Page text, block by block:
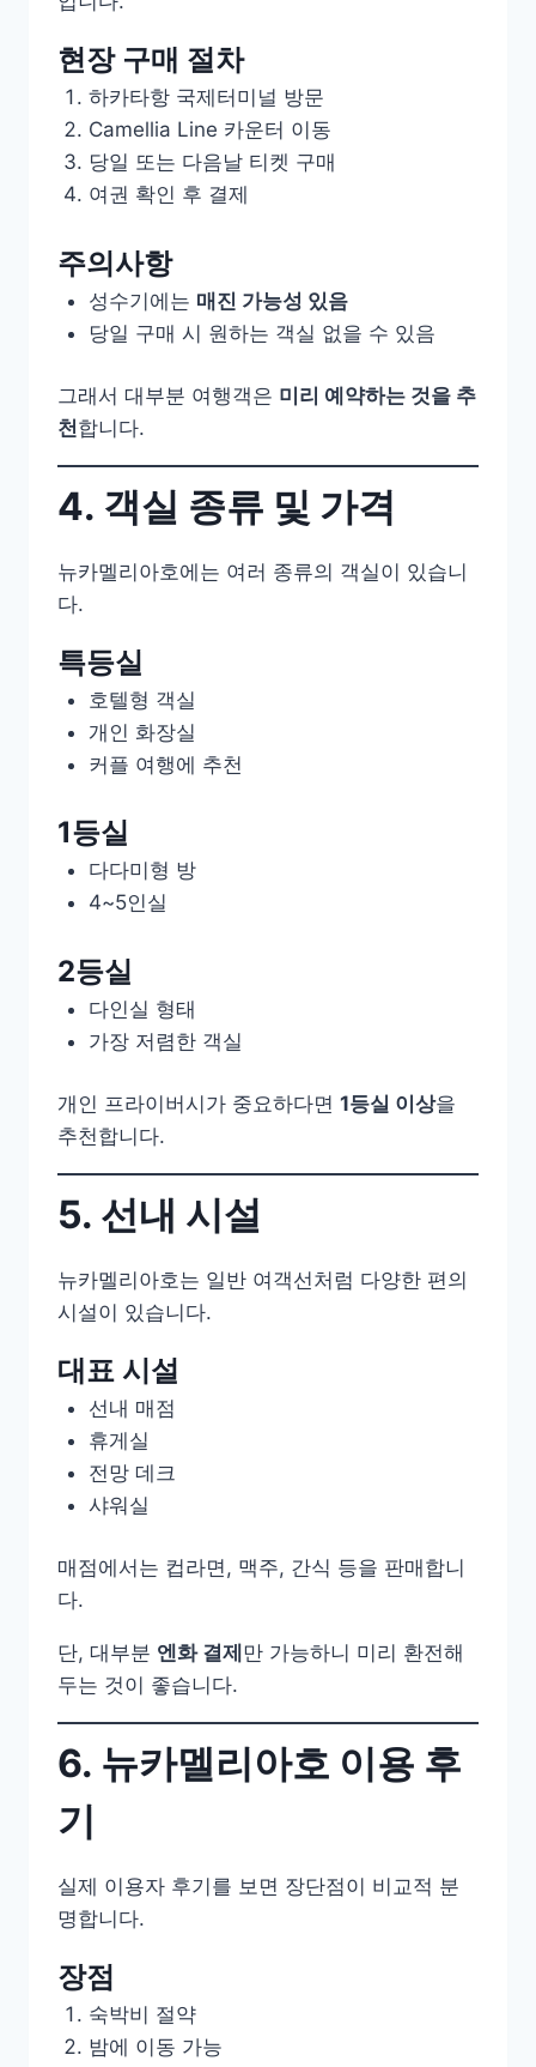
현장 구매 절차
하카타항 국제터미널 방문
Camellia Line 카운터 이동
당일 또는 다음날 티켓 구매
여권 확인 후 결제
주의사항
성수기에는 매진 가능성 있음
당일 구매 시 원하는 객실 없을 수 있음
그래서 대부분 여행객은 미리 예약하는 것을 추
천합니다.
4. 객실 종류 및 가격
뉴카멜리아호에는 여러 종류의 객실이 있습니
다.
특등실
호텔형 객실
개인 화장실
커플 여행에 추천
1등실
다다미형 방
4~5인실
2등실
다인실 형태
가장 저렴한 객실
개인 프라이버시가 중요하다면 1등실 이상을
추천합니다.
5. 선내 시설
뉴카멜리아호는 일반 여객선처럼 다양한 편의
시설이 있습니다.
대표 시설
선내 매점
휴게실
전망 데크
샤워실
매점에서는 컵라면, 맥주, 간식 등을 판매합니
다.
단, 대부분 엔화 결제 만 가능하니 미리 환전해
두는 것이 좋습니다.
6. 뉴카멜리아호 이용 후
기
실제 이용자 후기를 보면 장단점이 비교적 분
명합니다.
장점
숙박비 절약
밤에 이동 가능